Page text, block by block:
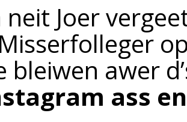
neit Joer
bleiwen awer
ass